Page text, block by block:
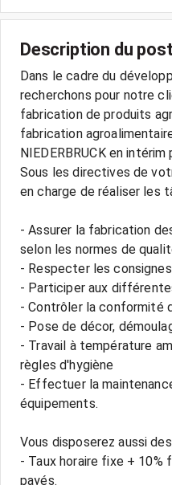
Description du
Dans le cadre du
recherchons pour notre
fabrication de produits
fabrication
NIEDERBRUCK en
Sous les directives de
en charge de réaliser les
- Assurer la fabrication
selon les normes de
- Respecter les
- Participer aux
- Contrôler la conformité
- Pose de décor,
- Travail à température
règles d'hygiène
- Effectuer la
équipements.
Vous disposerez aussi
- Taux horaire fixe + 10%
payés.